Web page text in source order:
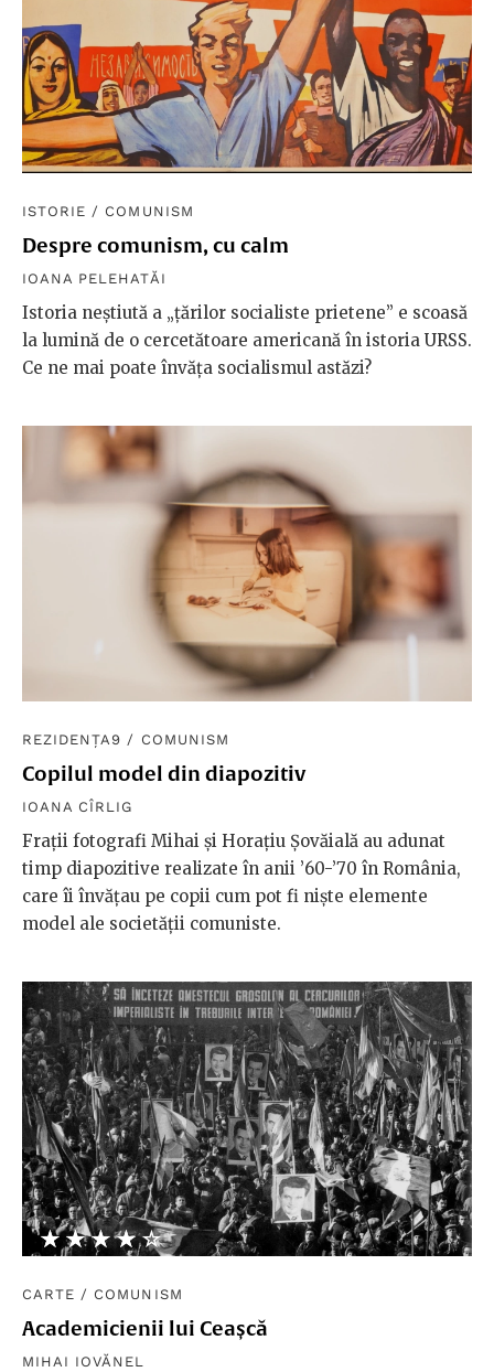
ISTORIE / COMUNISM
Despre comunism, cu calm
IOANA PELEHATĂI
Istoria neștiută a „țărilor socialiste prietene” e scoasă
la lumină de o cercetătoare americană în istoria URSS.
Ce ne mai poate învăța socialismul astăzi?
REZIDENȚA9 / COMUNISM
Copilul model din diapozitiv
IOANA CÎRLIG
Frații fotografi Mihai și Horațiu Șovăială au adunat
timp diapozitive realizate în anii ’60-’70 în România,
care îi învățau pe copii cum pot fi niște elemente
model ale societății comuniste.
★★★★★
☆☆☆☆☆
CARTE / COMUNISM
Academicienii lui Ceașcă
MIHAI IOVĂNEL